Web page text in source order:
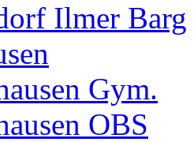
Ilmer Barg
Gym.
OBS